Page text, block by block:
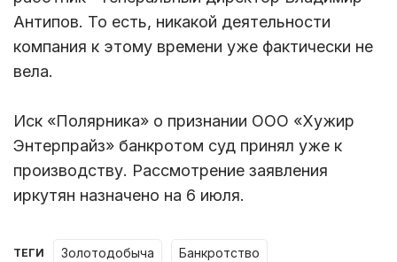
Антипов. То есть, никакой деятельности
компания к этому времени уже фактически не
вела.
Иск «Полярника» о признании ООО «Хужир
Энтерпрайз» банкротом суд принял уже к
производству. Рассмотрение заявления
иркутян назначено на 6 июля.
ТЕГИ золотодобыча банкротство